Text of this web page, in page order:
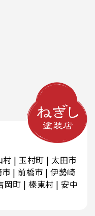
村 玉村町
太田市
前橋市
伊勢崎
岡町 榛東村
安中